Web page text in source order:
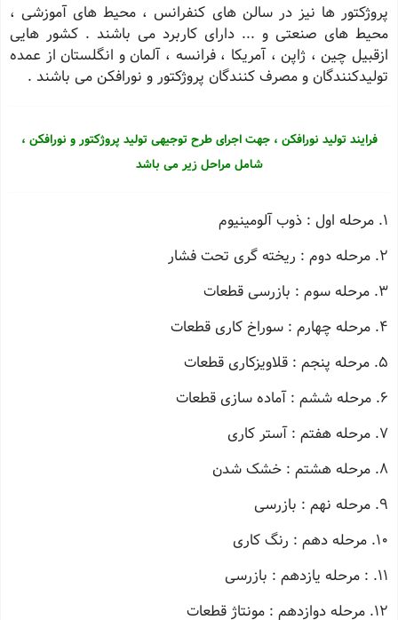
پروژکتور ها نیز در سالن های کنفرانس ، محیط های آموزشی ،
محیط های صنعتی و ... دارای کاربرد می باشند . کشور هایی
ازقبیل چین ، ژاپن ، آمریکا ، فرانسه ، آلمان و انگلستان از عمده
تولیدکنندگان و مصرف کنندگان پروژکتور و نورافکن می باشند .
فرایند تولید نورافکن ، جهت اجرای طرح توجیهی تولید پروژکتور و نورافکن ،
شامل مراحل زیر می باشد
1. مرحله اول : ذوب آلومینیوم
2. مرحله دوم : ریخته گری تحت فشار
3. مرحله سوم : بازرسی قطعات
4. مرحله چهارم : سوراخ کاری قطعات
5. مرحله پنجم : قلاویزکاری قطعات
6. مرحله ششم : آماده سازی قطعات
7. مرحله هفتم : آستر کاری
8. مرحله هشتم : خشک شدن
9. مرحله نهم : بازرسی
10. مرحله دهم : رنگ کاری
11. : مرحله یازدهم : بازرسی
12. مرحله دوازدهم : مونتاژ قطعات